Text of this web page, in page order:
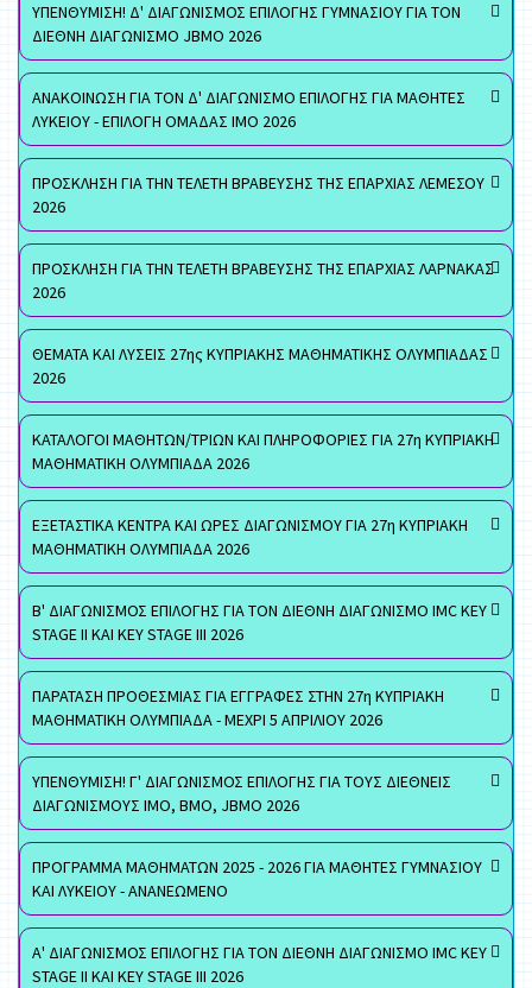
ΥΠΕΝΘΥΜΙΣΗ! Δ' ΔΙΑΓΩΝΙΣΜΟΣ ΕΠΙΛΟΓΗΣ ΓΥΜΝΑΣΙΟΥ ΓΙΑ ΤΟΝ
ΔΙΕΘΝΗ ΔΙΑΓΩΝΙΣΜΟ JBMO 2026
ΑΝΑΚΟΙΝΩΣΗ ΓΙΑ ΤΟΝ Δ' ΔΙΑΓΩΝΙΣΜΟ ΕΠΙΛΟΓΗΣ ΓΙΑ ΜΑΘΗΤΕΣ
ΛΥΚΕΙΟΥ - ΕΠΙΛΟΓΗ ΟΜΑΔΑΣ ΙΜΟ 2026
ΠΡΟΣΚΛΗΣΗ ΓΙΑ ΤΗΝ ΤΕΛΕΤΗ ΒΡΑΒΕΥΣΗΣ ΤΗΣ ΕΠΑΡΧΙΑΣ ΛΕΜΕΣΟΥ
2026
ΠΡΟΣΚΛΗΣΗ ΓΙΑ ΤΗΝ ΤΕΛΕΤΗ ΒΡΑΒΕΥΣΗΣ ΤΗΣ ΕΠΑΡΧΙΑΣ ΛΑΡΝΑΚΑΣ
2026
ΘΕΜΑΤΑ ΚΑΙ ΛΥΣΕΙΣ 27ης ΚΥΠΡΙΑΚΗΣ ΜΑΘΗΜΑΤΙΚΗΣ ΟΛΥΜΠΙΑΔΑΣ
2026
ΚΑΤΑΛΟΓΟΙ ΜΑΘΗΤΩΝ/ΤΡΙΩΝ ΚΑΙ ΠΛΗΡΟΦΟΡΙΕΣ ΓΙΑ 27η ΚΥΠΡΙΑΚΗ
ΜΑΘΗΜΑΤΙΚΗ ΟΛΥΜΠΙΑΔΑ 2026
ΕΞΕΤΑΣΤΙΚΑ ΚΕΝΤΡΑ ΚΑΙ ΩΡΕΣ ΔΙΑΓΩΝΙΣΜΟΥ ΓΙΑ 27η ΚΥΠΡΙΑΚΗ
ΜΑΘΗΜΑΤΙΚΗ ΟΛΥΜΠΙΑΔΑ 2026
Β' ΔΙΑΓΩΝΙΣΜΟΣ ΕΠΙΛΟΓΗΣ ΓΙΑ ΤΟΝ ΔΙΕΘΝΗ ΔΙΑΓΩΝΙΣΜΟ IMC KEY
STAGE II ΚΑΙ KEY STAGE III 2026
ΠΑΡΑΤΑΣΗ ΠΡΟΘΕΣΜΙΑΣ ΓΙΑ ΕΓΓΡΑΦΕΣ ΣΤΗΝ 27η ΚΥΠΡΙΑΚΗ
ΜΑΘΗΜΑΤΙΚΗ ΟΛΥΜΠΙΑΔΑ - ΜΕΧΡΙ 5 ΑΠΡΙΛΙΟΥ 2026
ΥΠΕΝΘΥΜΙΣΗ! Γ' ΔΙΑΓΩΝΙΣΜΟΣ ΕΠΙΛΟΓΗΣ ΓΙΑ ΤΟΥΣ ΔΙΕΘΝΕΙΣ
ΔΙΑΓΩΝΙΣΜΟΥΣ ΙΜΟ, ΒΜΟ, JBMO 2026
ΠΡΟΓΡΑΜΜΑ ΜΑΘΗΜΑΤΩΝ 2025 - 2026 ΓΙΑ ΜΑΘΗΤΕΣ ΓΥΜΝΑΣΙΟΥ
ΚΑΙ ΛΥΚΕΙΟΥ - ΑΝΑΝΕΩΜΕΝΟ
Α' ΔΙΑΓΩΝΙΣΜΟΣ ΕΠΙΛΟΓΗΣ ΓΙΑ ΤΟΝ ΔΙΕΘΝΗ ΔΙΑΓΩΝΙΣΜΟ IMC KEY
STAGE II ΚΑΙ KEY STAGE III 2026